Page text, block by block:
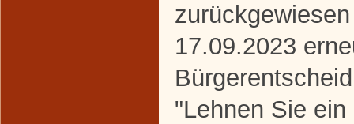
17.09.2023
"Lehnen Sie